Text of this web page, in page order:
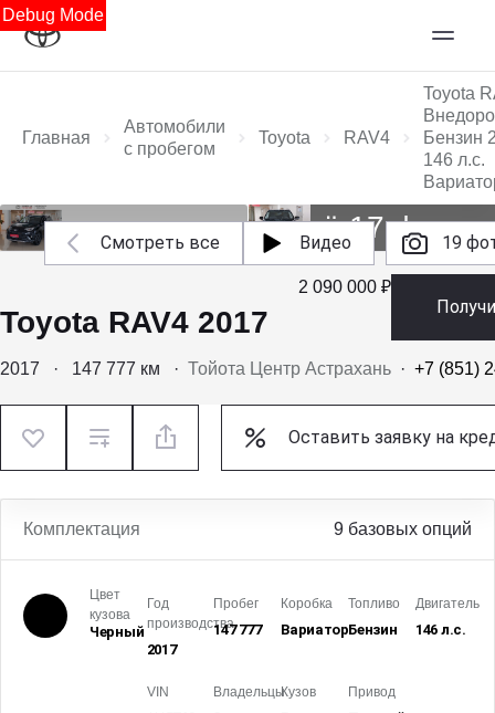
Debug Mode
Главная
Автомобили
с пробегом
Toyota RAV4
Toyota
Бензин
146 л.с.
Смотреть все Видео 19
Ещё 17 фото
Toyota RAV4 2017
2 090 000 ₽
2017 · 147 777 км · Тойота Центр Астрахань · +7 (851)
Оставить заявку на
Комплектация 9 базовых опций
Цвет
кузова
Черный
Год
производства
2017
Пробег
147 777
Коробка
Вариатор
Топливо
Бензин
Двигатель
146 л.с.
VIN ВладельцыКузов Привод